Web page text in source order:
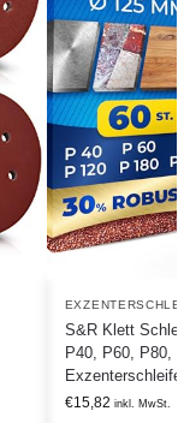
S&R Klett
P40, P60, P80,
€15,82 inkl. MwSt.